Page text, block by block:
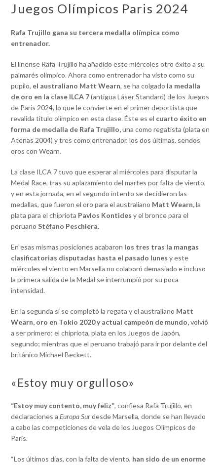
Juegos Olímpicos Paris 2024
Rafa Trujillo gana su tercera medalla olímpica como
entrenador.
El linense Rafa Trujillo ha añadido este miércoles otro éxito a su
palmarés olímpico. Ahora como entrenador ha visto como su
pupilo, el australiano Matt Wearn, se ha colgado la medalla
de oro en la clase ILCA 7(antigua Láser Standard) de los Juegos
de París 2024, lo que le convierte en el primer deportista que
revalida titulo olímpico en esta clase. Éste es el cuarto éxito en
forma de medalla de Rafa Trujillo,una como regatista (plata en
Atenas 2004) y tres como entrenador, los dos últimas, sendos
oros con Wearn.
La clase ILCA 7 tuvo que esperar al miércoles para disputar la
Medal Race, tras su aplazamiento del martes por falta de viento,
y en esta jornada, en el segundo intento se decidieron las
medallas, que fueron el oro para el australiano Matt Wearn,la
plata para el chipriota Pavlos Kontidesy el bronce para el
peruanoStéfano Peschiera.
En esas mismas posiciones acabaron los tres tras la mangas
clasificatorias disputadas hasta el pasado lunes y este
miércoles el viento en Marsella no colaboró demasiado e incluso
la primera salida de la Medal se interrumpió por su poca
intensidad.
En la segunda sí se completó la regata y el australiano Matt
Wearn, oro en Tokio 2020 y actual campeón de mundo,volvió
a ser primero; el chipriota, plata en los Juegos de Japón,
segundo; mientras que el peruano trabajó para ir por delante del
británico Michael Beckett.
«Estoy muy orgulloso»
“Estoy muy contento, muy feliz”, confiesa Rafa Trujillo, en
declaraciones a Europa Surdesde Marsella, donde se han llevado
a cabo las competiciones de vela de los Juegos Olímpicos de
Paris.
“Los últimos días, con la falta de viento, han sido de un enorme